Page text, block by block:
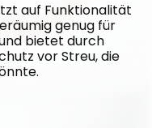
auf Funktionalität
genug für
bietet durch
vor Streu, die